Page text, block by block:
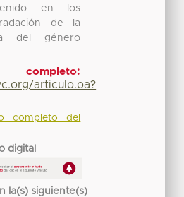
en los
de la
del género
articulo.oa?
completo del
digital
la(s) siguiente(s)